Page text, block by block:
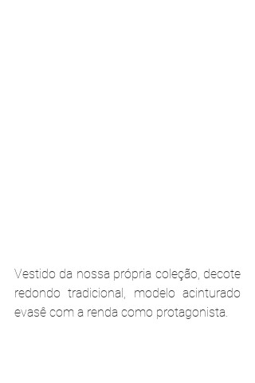
Vestido da nossa própria coleção, decote
redondo tradicional, modelo acinturado
evasê com a renda como protagonista.